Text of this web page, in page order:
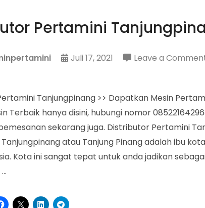
Pertamini
Juli 17, 2021 Leave a
Tanjungpinang >> Dapatkan Mesin
Terbaik hanya disini, hubungi nomor
sekarang juga. Distributor Pertamini
atau Tanjung Pinang adalah ibu
Kota ini sangat tepat untuk anda jadikan